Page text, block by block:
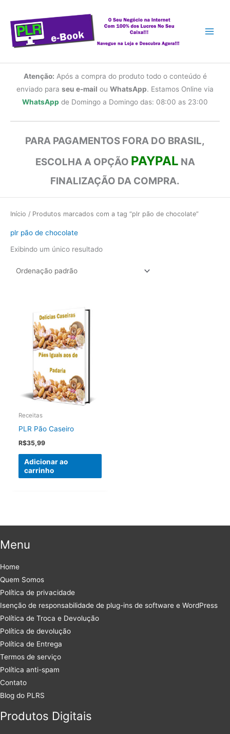
conteúdo
Atenção: Após a compra do produto todo o conteúdo é
enviado para seu e-mail ou WhatsApp. Estamos Online via
WhatsApp de Domingo a Domingo das: 08:00 as 23:00
PARA PAGAMENTOS FORA DO BRASIL,
ESCOLHA A OPÇÃO PAYPAL NA
FINALIZAÇÃO DA COMPRA.
Início / Produtos marcados com a tag “plr pão de chocolate”
plr pão de chocolate
Exibindo um único resultado
Receitas
PLR Pão Caseiro
R$35,99
Adicionar ao
carrinho
Menu
Home
Quem Somos
Política de privacidade
Isenção de responsabilidade de plug-ins de software e WordPress
Política de Troca e Devolução
Política de devolução
Política de Entrega
Termos de serviço
Política anti-spam
Contato
Blog do PLRS
Produtos Digitais